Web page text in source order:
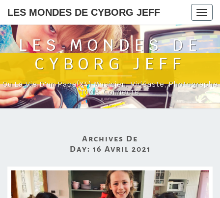
LES MONDES DE CYBORG JEFF
LES MONDES DE
CYBORG JEFF
Ou La Vie D'un Papa(x4) Musicien, Vidéaste, Photographe
100% Connecté
Archives De
Day: 16 Avril 2021